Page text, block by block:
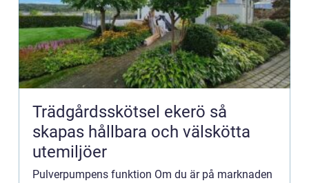
Trädgårdsskötsel ekerö så
skapas hållbara och välskötta
utemiljöer
Pulverpumpens funktion Om du är på marknaden